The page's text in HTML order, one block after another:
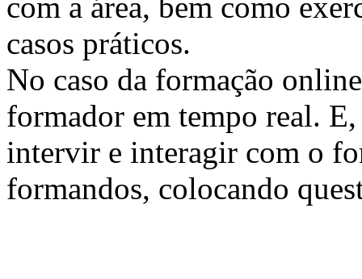
com a área, bem como
casos práticos.
No caso da formação
formador em tempo real.
intervir e interagir com o
formandos, colocando